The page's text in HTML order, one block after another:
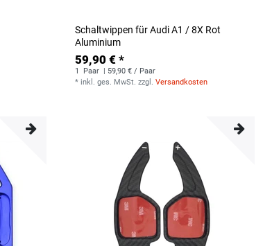
Schaltwippen für Audi A1 / 8X Rot
Aluminium
59,90 € *
1 Paar | 59,90 € / Paar
* inkl. ges. MwSt. zzgl.Versandkosten